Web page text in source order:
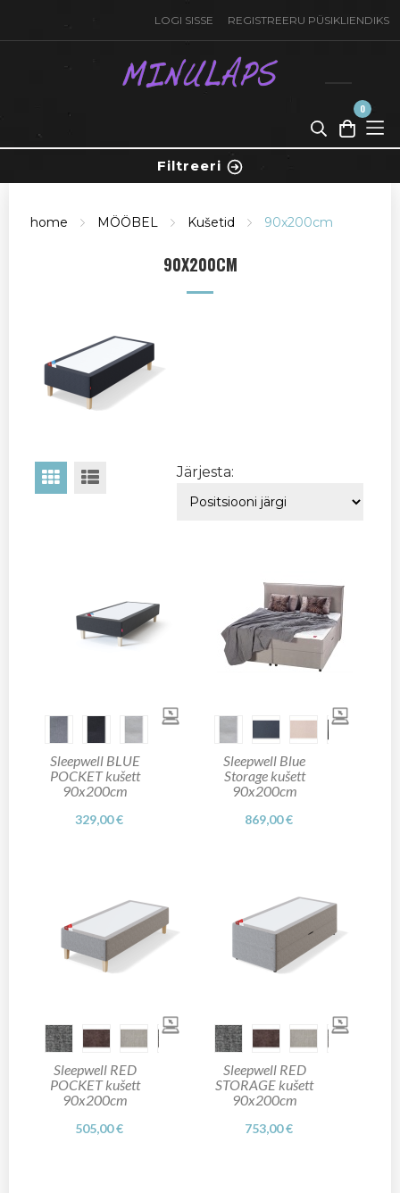
LOGI SISSE REGISTREERU PÜSIKLIENDIKS
0
toode(t)
-
€
Filtreeri
home MÖÖBEL Kušetid 90x200cm
90X200CM
Järjesta:
Sleepwell BLUE
POCKET kušett
90x200cm
329,00 €
Sleepwell Blue
Storage kušett
90x200cm
869,00 €
Sleepwell RED
POCKET kušett
90x200cm
505,00 €
Sleepwell RED
STORAGE kušett
90x200cm
753,00 €